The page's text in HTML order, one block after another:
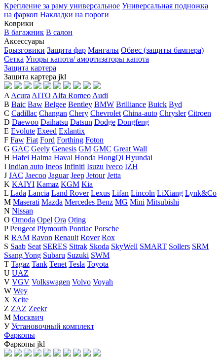
Крепление за раму универсальное Универсальная подножка
на фаркоп Накладки на пороги
Коврики
В багажник В салон
Аксессуары
Брызговики Защита фар Мангалы Обвес (защиты бампера)
Сетка Упоры капота/ амортизаторы капота
Защита картера
Защита картера jkl
A Acura AITO Alfa Romeo Audi
B Baic Baw Belgee Bentley BMW Brilliance Buick Byd
C Cadillac Changan Chery Chevrolet China-auto Chrysler Citroen
D Daewoo Daihatsu Datsun Dodge Dongfeng
E Evolute Exeed Exlantix
F Faw Fiat Ford Forthing Foton
G GAC Geely Genesis GM GMC Great Wall
H Hafei Haima Haval Honda HongQi Hyundai
I Indian auto Ineos Infiniti Isuzu Iveco IZH
J JAC Jaecoo Jaguar Jeep Jetour Jetta
K KAIYI Kamaz KGM Kia
L Lada Lancia Land Rover Lexus Lifan Lincoln LiXiang Lynk&Co
M Maserati Mazda Mercedes Benz MG Mini Mitsubishi
N Nissan
O Omoda Opel Ora Oting
P Peugeot Plymouth Pontiac Porsche
R RAM Ravon Renault Rover Rox
S Saab Seat SERES Sitrak Skoda SkyWell SMART Sollers SRM
Ssang Yong Subaru Suzuki SWM
T Tagaz Tank Tenet Tesla Toyota
U UAZ
V VGV Volkswagen Volvo Voyah
W Wey
X Xcite
Z ZAZ Zeekr
М Москвич
У Установочный комплект
Фаркопы
Фаркопы jkl